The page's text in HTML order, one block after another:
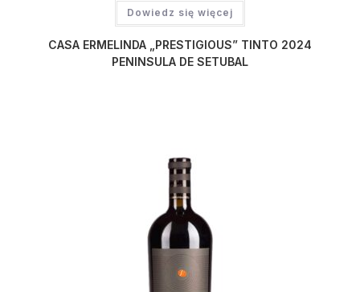
Dowiedz się więcej
CASA ERMELINDA „PRESTIGIOUS” TINTO 2024
PENINSULA DE SETUBAL